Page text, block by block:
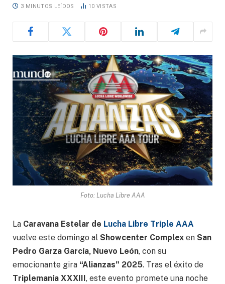
3 MINUTOS LEÍDOS
10 VISTAS
Foto: Lucha Libre AAA
La Caravana Estelar de Lucha Libre Triple AAA
vuelve este domingo al Showcenter Complex en San
Pedro Garza García, Nuevo León, con su
emocionante gira “Alianzas” 2025. Tras el éxito de
Triplemanía XXXIII , este evento promete una noche